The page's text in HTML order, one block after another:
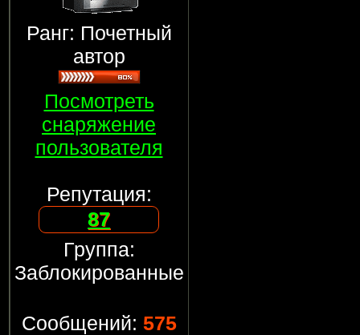
Ранг: Почетный
автор
Посмотреть
снаряжение
пользователя
Репутация:
87
Группа:
Заблокированные
Сообщений: 575